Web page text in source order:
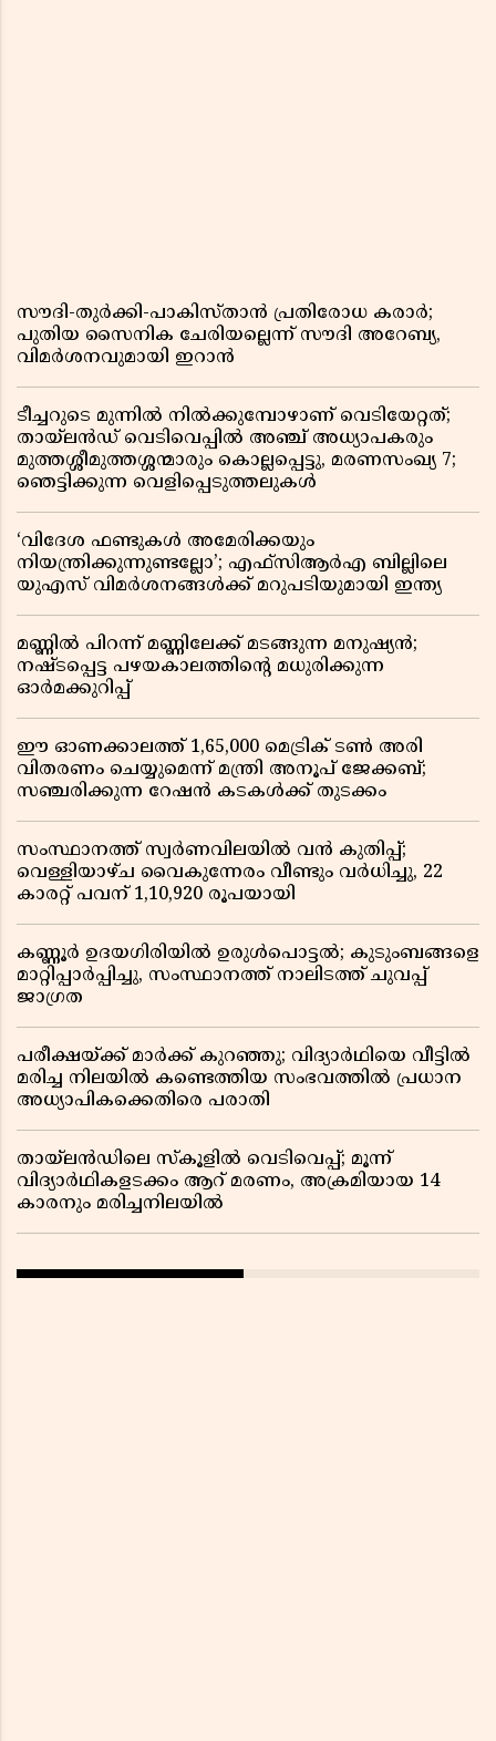
സൗദി-തുർക്കി-പാകിസ്താൻ പ്രതിരോധ കരാർ;
പുതിയ സൈനിക ചേരിയല്ലെന്ന് സൗദി അറേബ്യ,
വിമർശനവുമായി ഇറാൻ
ടീച്ചറുടെ മുന്നിൽ നിൽക്കുമ്പോഴാണ് വെടിയേറ്റത്;
തായ്‌ലൻഡ് വെടിവെപ്പിൽ അഞ്ച് അധ്യാപകരും
മുത്തശ്ശീമുത്തശ്ശന്മാരും കൊല്ലപ്പെട്ടു, മരണസംഖ്യ 7;
ഞെട്ടിക്കുന്ന വെളിപ്പെടുത്തലുകൾ
‘വിദേശ ഫണ്ടുകൾ അമേരിക്കയും
നിയന്ത്രിക്കുന്നുണ്ടല്ലോ’; എഫ്സിആർഎ ബില്ലിലെ
യുഎസ് വിമർശനങ്ങൾക്ക് മറുപടിയുമായി ഇന്ത്യ
മണ്ണിൽ പിറന്ന് മണ്ണിലേക്ക് മടങ്ങുന്ന മനുഷ്യൻ;
നഷ്ടപ്പെട്ട പഴയകാലത്തിൻ്റെ മധുരിക്കുന്ന
ഓർമക്കുറിപ്പ്
ഈ ഓണക്കാലത്ത് 1,65,000 മെട്രിക് ടൺ അരി
വിതരണം ചെയ്യുമെന്ന് മന്ത്രി അനൂപ് ജേക്കബ്;
സഞ്ചരിക്കുന്ന റേഷൻ കടകൾക്ക് തുടക്കം
സംസ്ഥാനത്ത് സ്വർണവിലയിൽ വൻ കുതിപ്പ്;
വെള്ളിയാഴ്ച വൈകുന്നേരം വീണ്ടും വർധിച്ചു, 22
കാരറ്റ് പവന് 1,10,920 രൂപയായി
കണ്ണൂർ ഉദയഗിരിയിൽ ഉരുൾപൊട്ടൽ; കുടുംബങ്ങളെ
മാറ്റിപ്പാർപ്പിച്ചു, സംസ്ഥാനത്ത് നാലിടത്ത് ചുവപ്പ്
ജാഗ്രത
പരീക്ഷയ്ക്ക് മാർക്ക് കുറഞ്ഞു; വിദ്യാർഥിയെ വീട്ടിൽ
മരിച്ച നിലയിൽ കണ്ടെത്തിയ സംഭവത്തിൽ പ്രധാന
അധ്യാപികക്കെതിരെ പരാതി
തായ്‌ലൻഡിലെ സ്‌കൂളിൽ വെടിവെപ്പ്; മൂന്ന്
വിദ്യാർഥികളടക്കം ആറ് മരണം, അക്രമിയായ 14
കാരനും മരിച്ചനിലയിൽ